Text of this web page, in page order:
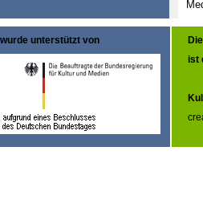
wurde unterstützt von
ist